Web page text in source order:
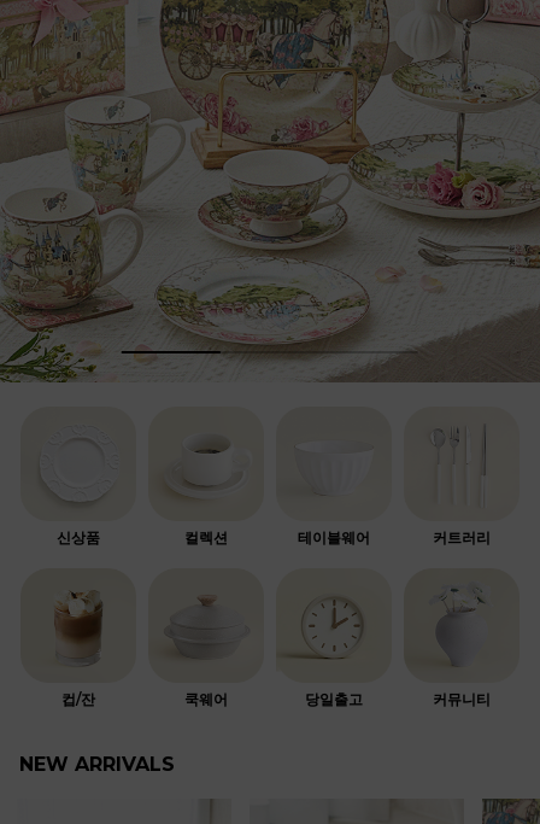
신상품 컬렉션 테이블웨어 커트러리
컵/잔 쿡웨어 당일출고 커뮤니티
NEW ARRIVALS